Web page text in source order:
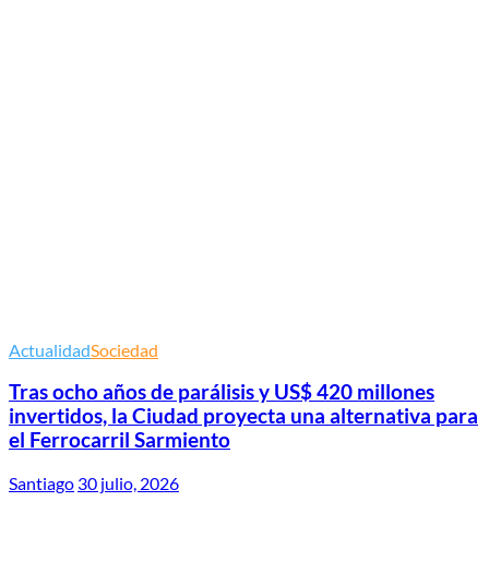
ActualidadSociedad
Tras ocho años de parálisis y US$ 420 millones
invertidos, la Ciudad proyecta una alternativa para
el Ferrocarril Sarmiento
Santiago 30 julio, 2026